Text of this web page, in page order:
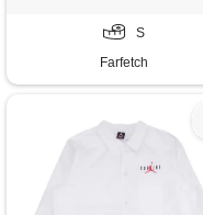
S
Farfetch